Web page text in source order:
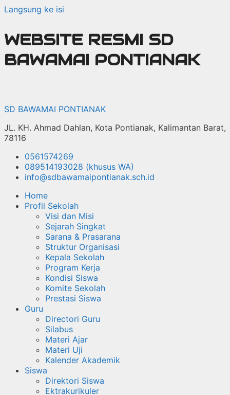
Langsung ke isi
WEBSITE RESMI SD
BAWAMAI PONTIANAK
SD BAWAMAI PONTIANAK
JL. KH. Ahmad Dahlan, Kota Pontianak, Kalimantan Barat,
78116
0561574269
089514193028 (khusus WA)
info@sdbawamaipontianak.sch.id
Home
Profil Sekolah
Visi dan Misi
Sejarah Singkat
Sarana & Prasarana
Struktur Organisasi
Kepala Sekolah
Program Kerja
Kondisi Siswa
Komite Sekolah
Prestasi Siswa
Guru
Directori Guru
Silabus
Materi Ajar
Materi Uji
Kalender Akademik
Siswa
Direktori Siswa
Ektrakurikuler